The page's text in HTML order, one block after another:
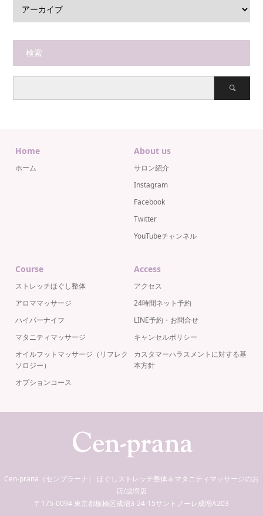
検索
Home
ホーム
About us
サロン紹介
Instagram
Facebook
Twitter
YouTubeチャンネル
Course
ストレッチほぐし整体
アロママッサージ
ハイパーナイフ
マタニティマッサージ
オイルフットマッサージ（リフレク
ソロジー）
オプションコース
Access
アクセス
24時間ネット予約
LINE予約・お問合せ
キャンセルポリシー
カスタマーハラスメントに対する基
本方針
Cen-prana（センプラーナ） ほぐしストレッチ整体＆マタニティマッサージのお
店/成増店
〒175-0094 東京都板橋区成増3-24-15サントノーレ成増A203